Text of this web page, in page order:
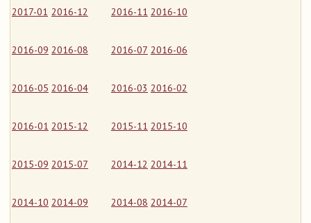
2017-01 2016-12 2016-11 2016-10
2016-09 2016-08 2016-07 2016-06
2016-05 2016-04 2016-03 2016-02
2016-01 2015-12 2015-11 2015-10
2015-09 2015-07 2014-12 2014-11
2014-10 2014-09 2014-08 2014-07